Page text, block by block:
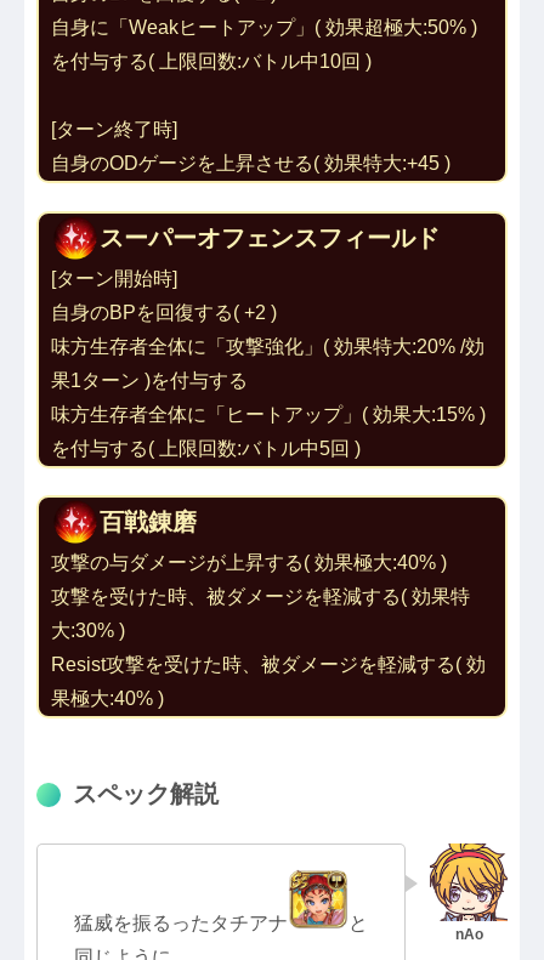
自身に「 Weakヒートアップ」( 効果超極大:50% )
を付与する( 上限回数:バトル中10回 )
[ターン終了時]
自身のODゲージを上昇させる( 効果特大:+45 )
スーパーオフェンスフィールド
[ターン開始時]
自身のBPを回復する( +2 )
味方生存者全体に「 攻撃強化 」( 効果特大:20% /効
果1ターン )を付与する
味方生存者全体に「 ヒートアップ」( 効果大:15% )
を付与する( 上限回数:バトル中5回 )
百戦錬磨
攻撃の与ダメージが上昇する( 効果極大:40% )
攻撃を受けた時、被ダメージを軽減する( 効果特
大:30% )
Resist攻撃を受けた時、被ダメージを軽減する( 効
果極大:40% )
スペック解説
猛威を振るったタチアナ
と